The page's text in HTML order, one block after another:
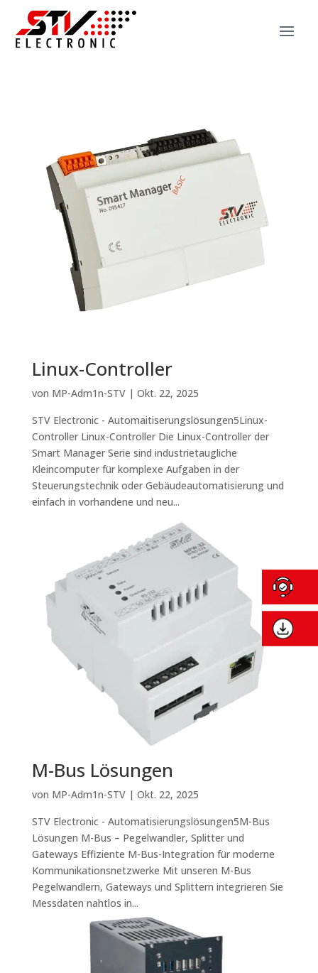
Linux-Controller
von MP-Adm1n-STV| Okt. 22, 2025
STV Electronic - Automaitiserungslösungen5Linux-
Controller Linux-Controller Die Linux-Controller der
Smart Manager Serie sind industrietaugliche
Kleincomputer für komplexe Aufgaben in der
Steuerungstechnik oder Gebäudeautomatisierung und
einfach in vorhandene und neu...
M-Bus Lösungen
von MP-Adm1n-STV| Okt. 22, 2025
STV Electronic - Automatisierungslösungen5M-Bus
Lösungen M-Bus – Pegelwandler, Splitter und
Gateways Effiziente M-Bus-Integration für moderne
Kommunikationsnetzwerke Mit unseren M-Bus
Pegelwandlern, Gateways und Splittern integrieren Sie
Messdaten nahtlos in...